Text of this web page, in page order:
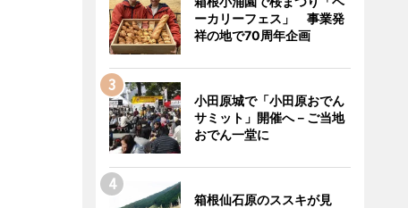
ーカリーフェス」 事業発
祥の地で70周年企画
小田原城で「小田原おでん
サミット」開催へ－ご当地
おでん一堂に
箱根仙石原のススキが見